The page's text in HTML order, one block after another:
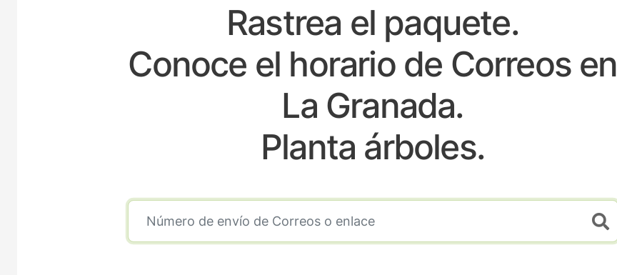
Rastrea el paquete.
Conoce el horario de Correos en
La Granada.
Planta árboles.